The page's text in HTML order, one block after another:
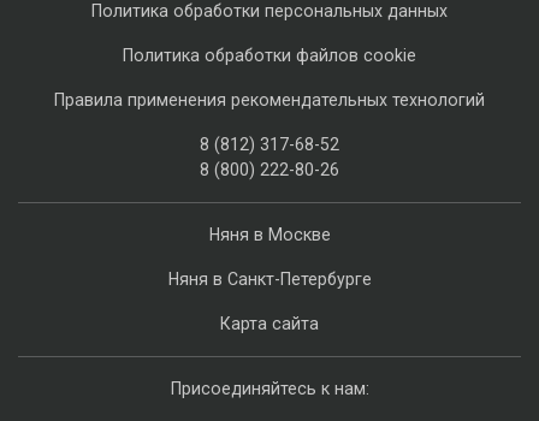
Няня в Москве
Няня в Санкт-Петербурге
Карта сайта
Политика обработки персональных данных
Политика обработки файлов cookie
Правила применения рекомендательных технологий
8 (812) 317-68-52
8 (800) 222-80-26
Присоединяйтесь к нам: